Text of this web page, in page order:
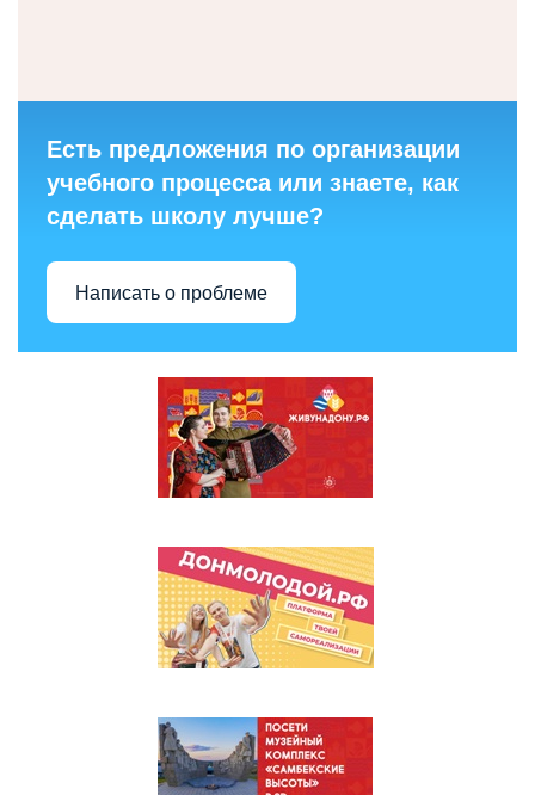
Есть предложения по организации
учебного процесса или знаете, как
сделать школу лучше?
Написать о проблеме